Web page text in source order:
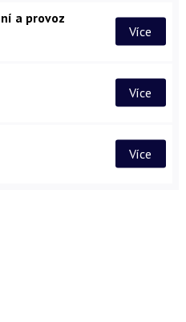
a provoz
Více
Více
Více